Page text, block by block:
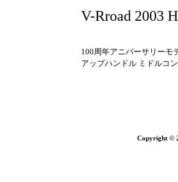
V-Rroad 2003
100周年アニバーサリーモ
アップハンドル ミドルコ
Copyright ©